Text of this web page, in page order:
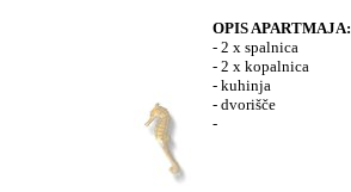
OPIS APARTMAJA:
- 2 x spalnica
- 2 x kopalnica
- kuhinja
- dvorišče
-